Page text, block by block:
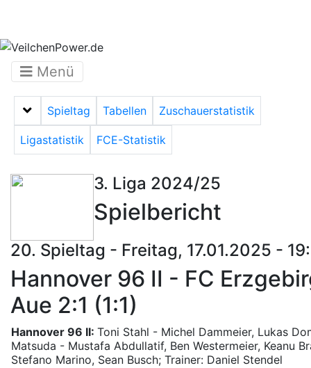
Menü
Menü auf-/zuklappen
Spieltag Tabellen Zuschauerstatistik
Ligastatistik FCE-Statistik
3. Liga 2024/25
Spielbericht
20. Spieltag - Freitag, 17.01.2025 -
Hannover 96 II - FC
Aue 2:1 (1:1)
Hannover 96 II: Toni Stahl - Michel Dammeier, Lukas
Matsuda - Mustafa Abdullatif, Ben Westermeier, Keanu
Stefano Marino, Sean Busch; Trainer: Daniel Stendel